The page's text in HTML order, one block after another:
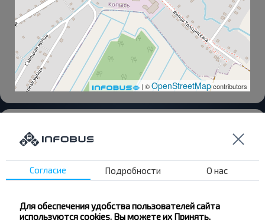
| ©OpenStreetMapcontributors
Копысь
Копысь-1
Больница
Больничная ул.
Микитинская ул.
Согласие Подробности О нас
Для обеспечения удобства пользователей сайта
используются cookies. Вы можете их Принять,